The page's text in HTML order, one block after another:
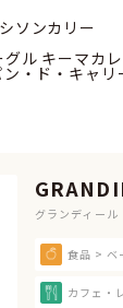
ソンカリー
ル キーマカ
・ド・キャリ
グランディール
食品 > ベ
カフェ・